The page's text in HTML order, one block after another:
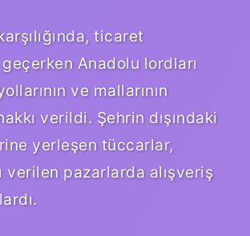
ticaret
Anadolu lordları
ve mallarının
verildi. Şehrin dışındaki
yerleşen tüccarlar,
verilen pazarlarda alışveriş